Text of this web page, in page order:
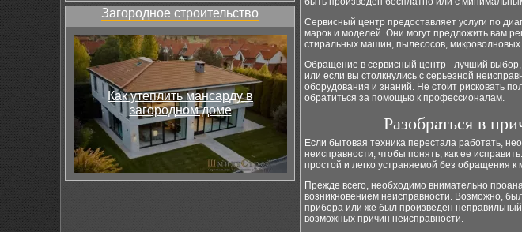
Загородное строительство
Как утеплить мансарду в
загородном доме
Сервисный центр предоставляет услуги по
марок и моделей. Они могут предложить вам
стиральных машин, пылесосов, микроволновых
Обращение в сервисный центр - лучший
или если вы столкнулись с серьезной
оборудования и знаний. Не стоит рисковать
обратиться за помощью к профессионалам.
Разобраться в
Если бытовая техника перестала работать,
неисправности, чтобы понять, как ее
простой и легко устраняемой без обращения к
Прежде всего, необходимо внимательно
возникновением неисправности. Возможно,
прибора или же был произведен
возможных причин неисправности.